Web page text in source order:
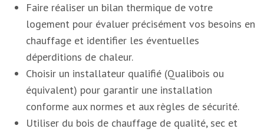
Faire réaliser un bilan thermique de votre
logement pour évaluer précisément vos besoins en
chauffage et identifier les éventuelles
déperditions de chaleur.
Choisir un installateur qualifié (Qualibois ou
équivalent) pour garantir une installation
conforme aux normes et aux règles de sécurité.
Utiliser du bois de chauffage de qualité, sec et